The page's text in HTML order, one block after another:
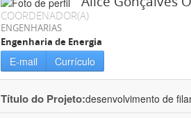
COORDENADOR(A)
ENGENHARIAS
Engenharia de Energia
E-mail Currículo
Título do Projeto:desenvolvimento de